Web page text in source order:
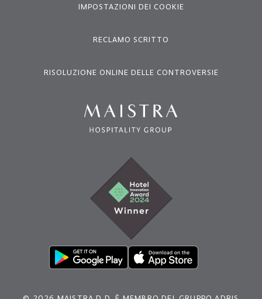
IMPOSTAZIONI DEI COOKIE
RECLAMO SCRITTO
RISOLUZIONE ONLINE DELLE CONTROVERSIE